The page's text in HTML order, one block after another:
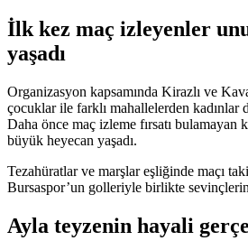
İlk kez maç izleyenler
yaşadı
Organizasyon kapsamında Kirazlı ve
çocuklar ile farklı mahallelerden kadınlar
Daha önce maç izleme fırsatı bulamayan
büyük heyecan yaşadı.
Tezahüratlar ve marşlar eşliğinde maçı
Bursaspor’un golleriyle birlikte
Ayla teyzenin hayali